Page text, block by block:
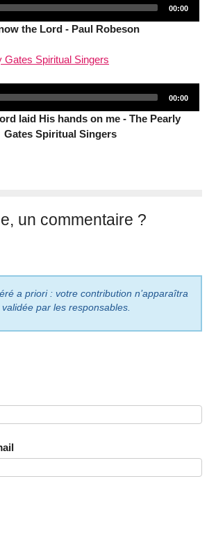
Total
00:00
the Lord - Paul Robeson
Gates Spiritual Singers
Total
00:00
laid His hands on me - The Pearly
Gates Spiritual Singers
un commentaire ?
a priori : votre contribution n’apparaîtra
par les responsables.